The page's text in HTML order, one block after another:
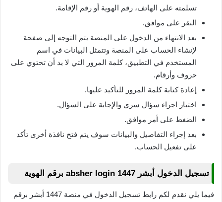
تسلمته على الهاتف، رقم الهوية أو رقم الإقامة.
النقر على موافق.
بعد الانتهاء من الدخول على المنصة يتم التوجه إلى صفحة
لإنشاء الحساب على المنصة وتتمثل البيانات في اسم
المستخدم في التطبيق، كلمة المرور التي لا بد أن تحتوي على
حروف وأرقام.
إعادة كتابة كلمة المرور للتأكيد عليها.
اختيار اجراء سؤال سري والإجابة على السؤال.
الضغط على أمر موافق.
بعد إجراء التفاصيل والبيانات سوف يتم فتح نافذة أخرى تأكد
على تفعيل الحساب.
تسجيل الدخول أبشر absher login 1447 برقم الهوية
فيما يلي نقدم لكم رابط تسجيل الدخول في منصة 1447 أبشر برقم